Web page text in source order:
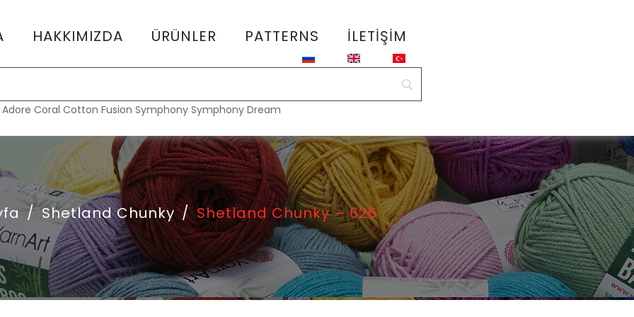
HAKKIMIZDA ÜRÜNLER PATTERNS İLETIŞIM
Adore Coral Cotton Fusion Symphony Symphony Dream
/ Shetland Chunky / Shetland Chunky – 626